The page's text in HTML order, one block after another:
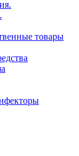
товары